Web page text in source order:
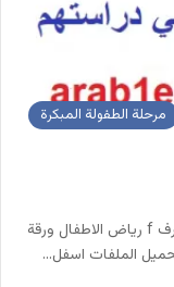
مرحلة الطفولة المبكرة
ورقة عمل حرف f رياض الاطفال ورقة ��مل حرف f رياض الاطفال ورقة